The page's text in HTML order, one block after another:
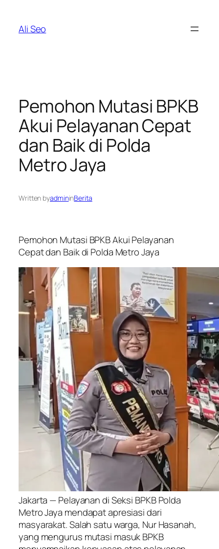
content
Ali Seo
Pemohon Mutasi BPKB
Akui Pelayanan Cepat
dan Baik di Polda
Metro Jaya
Written byadmininBerita
Pemohon Mutasi BPKB Akui Pelayanan
Cepat dan Baik di Polda Metro Jaya
Jakarta — Pelayanan di Seksi BPKB Polda
Metro Jaya mendapat apresiasi dari
masyarakat. Salah satu warga, Nur Hasanah,
yang mengurus mutasi masuk BPKB